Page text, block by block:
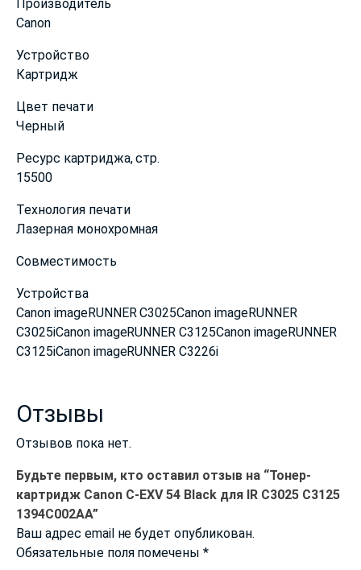
Производитель
Canon
Устройство
Картридж
Цвет печати
Черный
Ресурс картриджа, cтр.
15500
Технология печати
Лазерная монохромная
Совместимость
Устройства
Canon imageRUNNER C3025Canon imageRUNNER
C3025iCanon imageRUNNER C3125Canon imageRUNNER
C3125iCanon imageRUNNER C3226i
Отзывы
Отзывов пока нет.
Будьте первым, кто оставил отзыв на “Тонер-
картридж Canon C-EXV 54 Black для IR C3025 C3125
1394C002AA”
Ваш адрес email не будет опубликован.
Обязательные поля помечены*